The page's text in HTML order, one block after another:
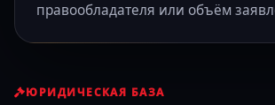
правообладателя или объём
ЮРИДИЧЕСКАЯ БАЗА